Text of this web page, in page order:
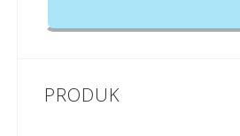
PRODUK